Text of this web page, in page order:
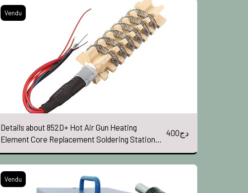
Vendu
Details about 852D+ Hot Air Gun Heating
Element Core Replacement Soldering Station
110V 8508D
400دج
Vendu